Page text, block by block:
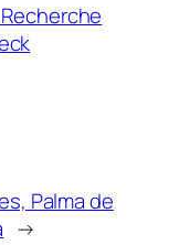
Palma de
→